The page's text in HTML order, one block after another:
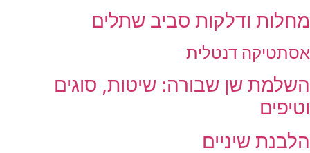
מחלות ודלקות סביב שתלים
אסתטיקה דנטלית
השלמת שן שבורה: שיטות, סוגים
וטיפים
הלבנת שיניים